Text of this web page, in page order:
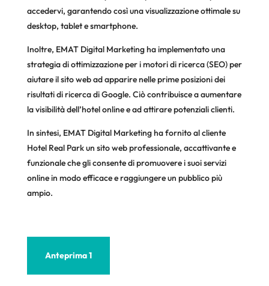
accedervi, garantendo così una visualizzazione ottimale su
desktop, tablet e smartphone.
Inoltre, EMAT Digital Marketing ha implementato una
strategia di ottimizzazione per i motori di ricerca (SEO) per
aiutare il sito web ad apparire nelle prime posizioni dei
risultati di ricerca di Google. Ciò contribuisce a aumentare
la visibilità dell’hotel online e ad attirare potenziali clienti.
In sintesi, EMAT Digital Marketing ha fornito al cliente
Hotel Real Park un sito web professionale, accattivante e
funzionale che gli consente di promuovere i suoi servizi
online in modo efficace e raggiungere un pubblico più
ampio.
Anteprima 1